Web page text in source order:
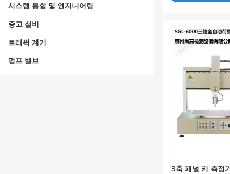
시스템 통합 및 엔지니어링
중고 설비
트래픽 계기
펌프 밸브
3축 패널 키 측정